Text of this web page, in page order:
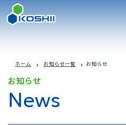
Business
事業について
私たちの技術
取り扱い商品
Profile
ホーム お知らせ一覧 お知らせ
お知らせ
News